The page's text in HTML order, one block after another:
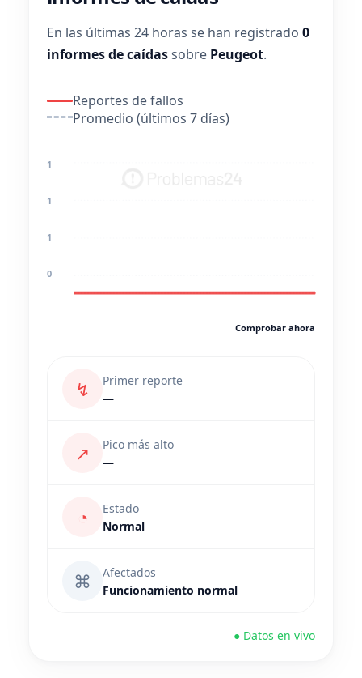
En las últimas 24 horas se han registrado 0
informes de caídassobre Peugeot.
Reportes de fallos
Promedio (últimos 7 días)
1
1
1
0
Comprobar ahora
↯
Primer reporte
—
↗
Pico más alto
—
◔
Estado
Normal
⌘
Afectados
Funcionamiento normal
● Datos en vivo